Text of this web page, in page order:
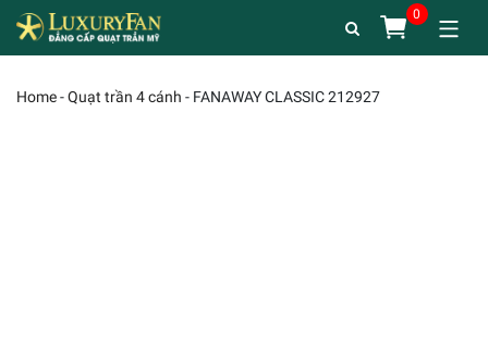
Home-Quạt trần 4 cánh - FANAWAY CLASSIC 212927